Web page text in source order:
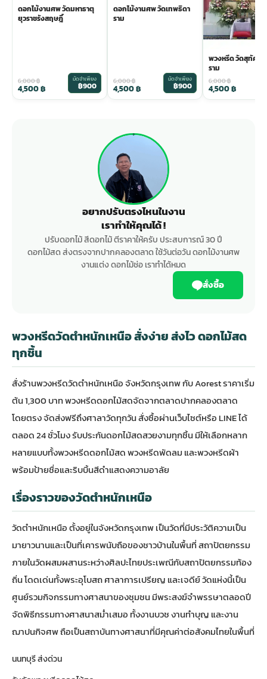
ดอกไม้งานศพ วัดมหาธาตุ
ยุวราชรังสฤษฎิ์
6,000฿
4,500฿
มัดจำเพียง
฿900
ดอกไม้งานศพ วัดเทพธิดา
ราม
6,000฿
4,500฿
มัดจำเพียง
฿900
พวงหรีด วัดสุทัศนเ
ราม
6,000฿
4,500฿
อยากปรับตรงไหนในงาน
เราทำให้คุณได้ !
ปรับดอกไม้ สีดอกไม้ ตีราคาให้ครับ ประสบการณ์ 30 ปี
ดอกไม้สด ส่งตรงจากปากคลองตลาด ใช้วันต่อวัน ดอกไม้งานศพ
งานแต่ง ดอกไม้ช่อ เราทำได้หมด
สั่งซื้อ
พวงหรีดวัดตำหนักเหนือ สั่งง่าย ส่งไว ดอกไม้สด
ทุกชิ้น
สั่งร้านพวงหรีดวัดตำหนักเหนือ จังหวัดกรุงเทพ กับ Aorest ราคาเริ่ม
ต้น 1,300 บาทพวงหรีดดอกไม้สดจัดจากตลาดปากคลองตลาด
โดยตรง จัดส่งฟรีถึงศาลาวัดทุกวัน สั่งซื้อผ่านเว็บไซต์หรือ LINE ได้
ตลอด 24 ชั่วโมง รับประกันดอกไม้สดสวยงามทุกชิ้น มีให้เลือกหลาก
หลายแบบทั้งพวงหรีดดอกไม้สด พวงหรีดพัดลม และพวงหรีดผ้า
พร้อมป้ายชื่อและริบบิ้นสีดำแสดงความอาลัย
เรื่องราวของวัดตำหนักเหนือ
วัดตำหนักเหนือตั้งอยู่ในจังหวัดกรุงเทพ เป็นวัดที่มีประวัติความเป็น
มายาวนานและเป็นที่เคารพนับถือของชาวบ้านในพื้นที่ สถาปัตยกรรม
ภายในวัดผสมผสานระหว่างศิลปะไทยประเพณีกับสถาปัตยกรรมท้อง
ถิ่น โดดเด่นทั้งพระอุโบสถ ศาลาการเปรียญ และเจดีย์ วัดแห่งนี้เป็น
ศูนย์รวมกิจกรรมทางศาสนาของชุมชน มีพระสงฆ์จำพรรษาตลอดปี
จัดพิธีกรรมทางศาสนาสม่ำเสมอ ทั้งงานบวช งานทำบุญ และงาน
ฌาปนกิจศพ ถือเป็นสถาบันทางศาสนาที่มีคุณค่าต่อสังคมไทยในพื้นที่
นนทบุรี ส่งด่วน